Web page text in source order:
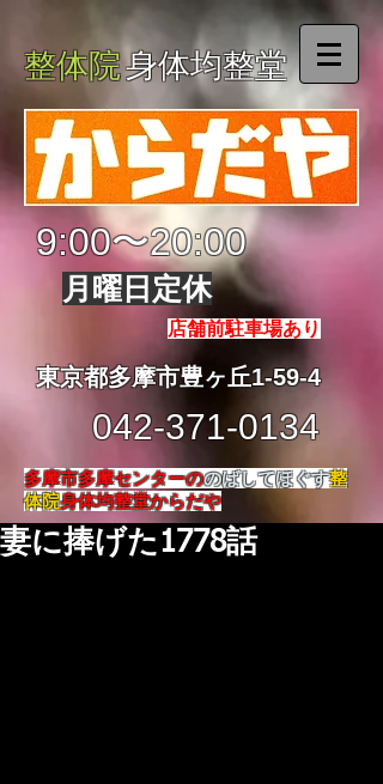
整体院身体均整堂
9:00〜20:00
月曜日定休
店舗前駐車場あり
東京都多摩市豊ヶ丘1-59-4
042-371-0134
多摩市多摩センターののばしてほぐす整
体院身体均整堂からだや
妻に捧げた1778話